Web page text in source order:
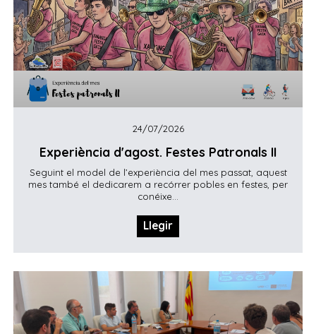
24/07/2026
Experiència d'agost. Festes Patronals II
Seguint el model de l’experiència del mes passat, aquest
mes també el dedicarem a recórrer pobles en festes, per
conéixe...
Llegir